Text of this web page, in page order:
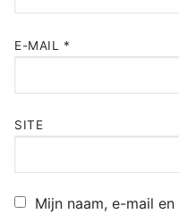
E-MAIL *
SITE
Mijn naam, e-mail